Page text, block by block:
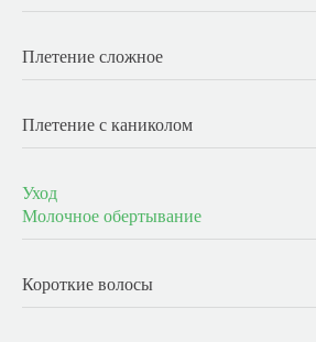
Плетение сложное
Плетение с каниколом
Уход
Молочное обертывание
Короткие волосы